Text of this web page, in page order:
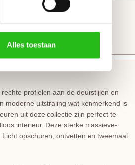
Alles toestaan
profielen aan de deurstijlen en
moderne uitstraling wat kenmerkend is
uit deze collectie zijn perfect te
interieur. Deze sterke massieve-
opschuren, ontvetten en tweemaal